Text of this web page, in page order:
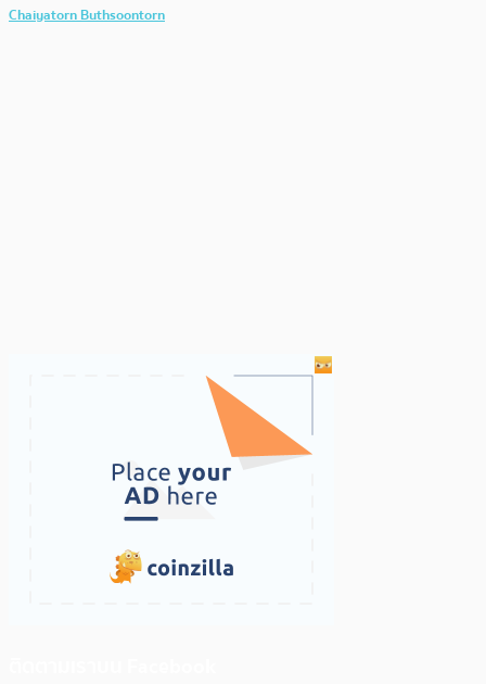
Chaiyatorn Buthsoontorn